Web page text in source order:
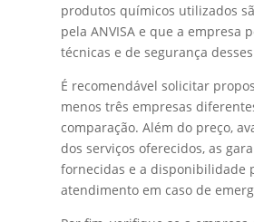
produtos químicos utilizados
pela ANVISA e que a empresa
técnicas e de segurança
É recomendável solicitar
menos três empresas
comparação. Além do preço,
dos serviços oferecidos, as
fornecidas e a disponibilidade
atendimento em caso de